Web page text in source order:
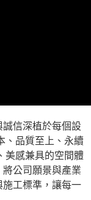
信深植於每個設
、品質至上、永續
美感兼具的空間體
公司願景與產業
工標準，讓每一